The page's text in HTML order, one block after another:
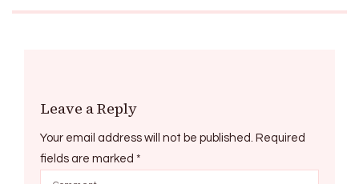
Leave a Reply
Your email address will not be published. Required
fields are marked *